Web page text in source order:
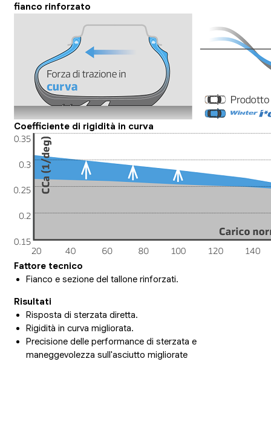
fianco rinforzato
Coefficiente di rigidità in curva
Fattore tecnico
Fianco e sezione del tallone rinforzati.
Risultati
Risposta di sterzata diretta.
Rigidità in curva migliorata.
Precisione delle performance di sterzata e
maneggevolezza sull'asciutto migliorate